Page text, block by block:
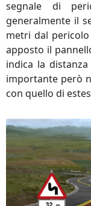
segnale di
generalmente il
metri dal
apposto il
indica la
importante però
con quello di